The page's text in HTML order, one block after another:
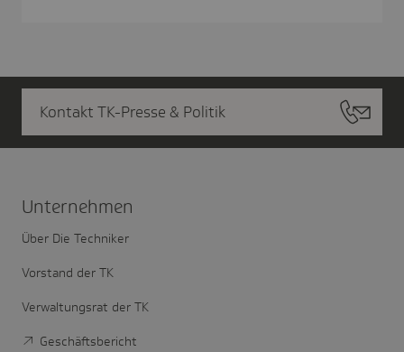
Kontakt TK-Presse & Politik
Unter­nehmen
Über Die Techniker
Vorstand der TK
Verwaltungsrat der TK
Geschäftsbericht